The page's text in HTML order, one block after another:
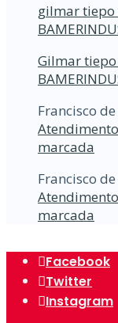
gilmar tiepo
Gilmar
Francisco
marcada
Francisco
marcada
Facebook
Twitter
Instagram